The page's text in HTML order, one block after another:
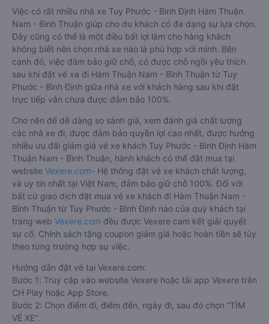
Việc có rất nhiều nhà xe Tuy Phước - Bình Định Hàm Thuận
Nam - Bình Thuận giúp cho du khách có đa dạng sự lựa chọn.
Đây cũng có thể là một điều bất lợi làm cho hàng khách
không biết nên chọn nhà xe nào là phù hợp với mình. Bên
cạnh đó, việc đảm bảo giữ chỗ, có được chỗ ngồi yêu thích
sau khi đặt vé xe đi Hàm Thuận Nam - Bình Thuận từ Tuy
Phước - Bình Định giữa nhà xe với khách hàng sau khi đặt
trực tiếp vẫn chưa được đảm bảo 100%.
Cho nên để dễ dàng so sánh giá, xem đánh giá chất lượng
các nhà xe đi, được đảm bảo quyền lợi cao nhất, được hưởng
nhiều ưu đãi giảm giá vé xe khách Tuy Phước - Bình Định Hàm
Thuận Nam - Bình Thuận, hành khách có thể đặt mua tại
website Vexere.com- Hệ thống đặt vé xe khách chất lượng,
và uy tín nhất tại Việt Nam, đảm bảo giữ chỗ 100%. Đối với
bất cứ giao dịch đặt mua vé xe khách đi Hàm Thuận Nam -
Bình Thuận từ Tuy Phước - Bình Định nào của quý khách tại
trang web Vexere.com đều được Vexere cam kết giải quyết
sự cố. Chính sách tặng coupon giảm giá hoặc hoàn tiền sẽ tùy
theo từng trường hợp sự việc.
Hướng dẫn đặt vé tại Vexere.com:
Bước 1: Truy cập vào website Vexere hoặc tải app Vexere trên
CH Play hoặc App Store.
Bước 2: Chọn điểm đi, điểm đến, ngày đi, sau đó chọn “TÌM
VÉ XE”.